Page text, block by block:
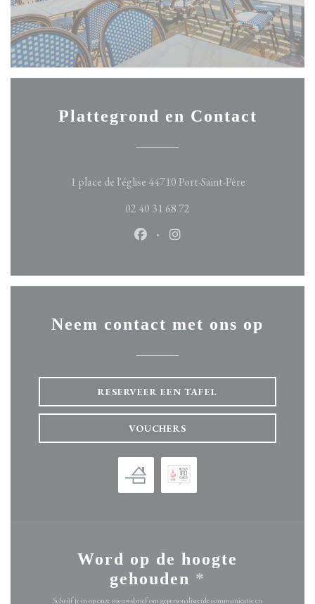
Plattegrond en Contact
1 place de l'église 44710 Port-Saint-Père((opent in een
02 40 31 68 72
Facebook ((opent in een nieuw
Instagram ((opent in een
Neem contact met ons op
RESERVEER EEN TAFEL
VOUCHERS
Word op de hoogte
gehouden *
Schrijf je in op onze nieuwsbrief om gepersonaliseerde communicatie en